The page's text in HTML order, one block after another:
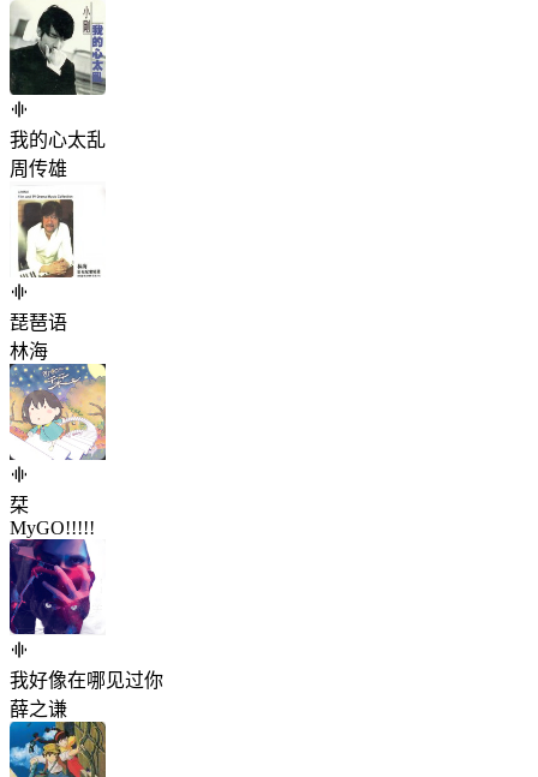
我的心太乱
周传雄
琵琶语
林海
栞
MyGO!!!!!
我好像在哪见过你
薛之谦